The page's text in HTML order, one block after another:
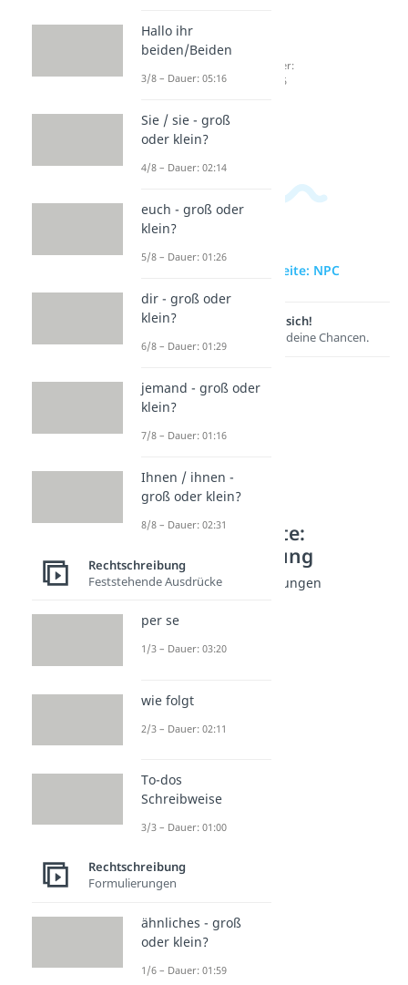
Sybau
02:21
fml
01:29
Dauer:
02:25
zur Videoseite: NPC
Lernen lohnt sich!
Entdecke hier deine Chancen.
Weitere Inhalte:
Rechtschreibung
Jugendworte: Abkürzungen
Dauer: 02:33
tbh Abkürzung
Dauer: 02:45
Sybau
Dauer: 02:21
Hallo ihr
beiden/Beiden
3/8 – Dauer: 05:16
Sie / sie - groß
oder klein?
4/8 – Dauer: 02:14
euch - groß oder
klein?
5/8 – Dauer: 01:26
dir - groß oder
klein?
6/8 – Dauer: 01:29
jemand - groß oder
klein?
7/8 – Dauer: 01:16
Ihnen / ihnen -
groß oder klein?
8/8 – Dauer: 02:31
Rechtschreibung
Feststehende Ausdrücke
per se
1/3 – Dauer: 03:20
wie folgt
2/3 – Dauer: 02:11
To-dos
Schreibweise
3/3 – Dauer: 01:00
Rechtschreibung
Formulierungen
ähnliches - groß
oder klein?
1/6 – Dauer: 01:59